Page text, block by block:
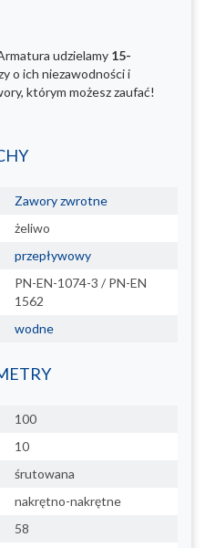
udzielamy 15-
o ich niezawodności i
którym możesz zaufać!
Zawory zwrotne
żeliwo
przepływowy
PN-EN-1074-3 / PN-EN
1562
wodne
100
10
śrutowana
nakrętno-nakrętne
58